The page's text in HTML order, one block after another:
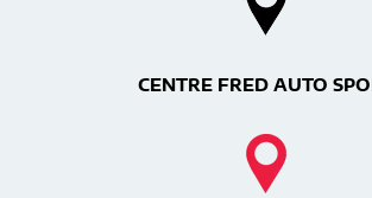
CENTRE FRED AUTO